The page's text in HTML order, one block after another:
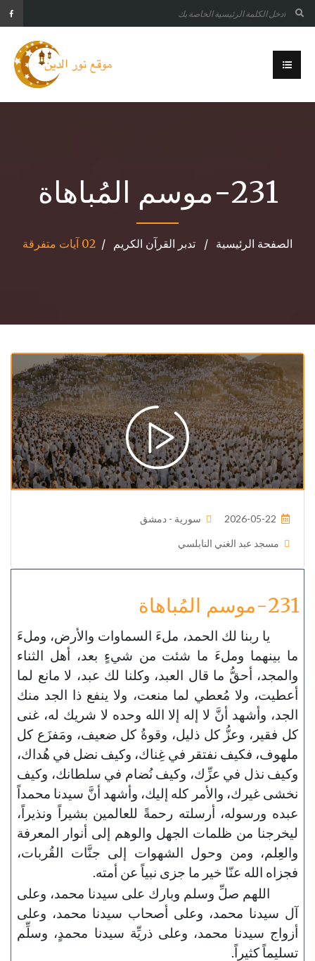
231-موسم المُباهاة
الصفحة الرئيسية تدبر القرآن الكريم 02 آيات متفرقة
2026-05-22 سورية - دمشق
مسجد عبد الغني النابلسي
231-موسم المُباهاة
يا ربنا لك الحمد، ملءَ السماوات والأرض، وملءَ
ما بينهما وملءَ ما شئت من شيءٍ بعد، أهل الثناء
والمجد، أحقُّ ما قال العبد، وكلنا لك عبد، لا مانع لما
أعطيت، ولا مُعطي لما منعت، ولا ينفع ذا الجد منك
الجد، وأشهد أنَّ لا إله إلا الله وحده لا شريك له، غنى
كل فقير، وعزُّ كل ذليل، وقوةُ كل ضعيف، ومَفزَع كل
ملهوف، فكيف نفتقر في غِناك، وكيف نضل في هُداك،
وكيف نذل في عزِّك، وكيف نُضام في سلطانك، وكيف
نخشى غيرك، والأمر كله إليك، وأشهد أنَّ سيدنا محمداً
عبده ورسوله، أرسلته رحمةً للعالمين بشيراً ونذيراً،
ليخرجنا من ظلمات الجهل والوهم إلى أنوار المعرفة
والعِلم، ومن وحول الشهوات إلى جنَّات القُربات،
فجزاه الله عنّا خير ما جزى نبياً عن أمته.
اللهم صلِّ وسلم وبارك على سيدنا محمد، وعلى
آل سيدنا محمد، وعلى أصحاب سيدنا محمد، وعلى
أزواج سيدنا محمد، وعلى ذريِّة سيدنا محمدٍ، وسلِّم
تسليماً كثيراً.